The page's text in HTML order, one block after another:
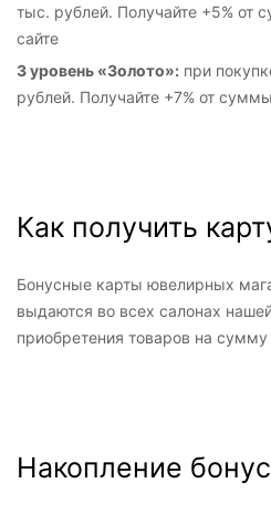
тыс. рублей. Получайте +5% от
сайте
3 уровень «Золото»: при
рублей. Получайте +7% от
Как получить
Бонусные карты ювелирных
выдаются во всех салонах
приобретения товаров на
Накопление